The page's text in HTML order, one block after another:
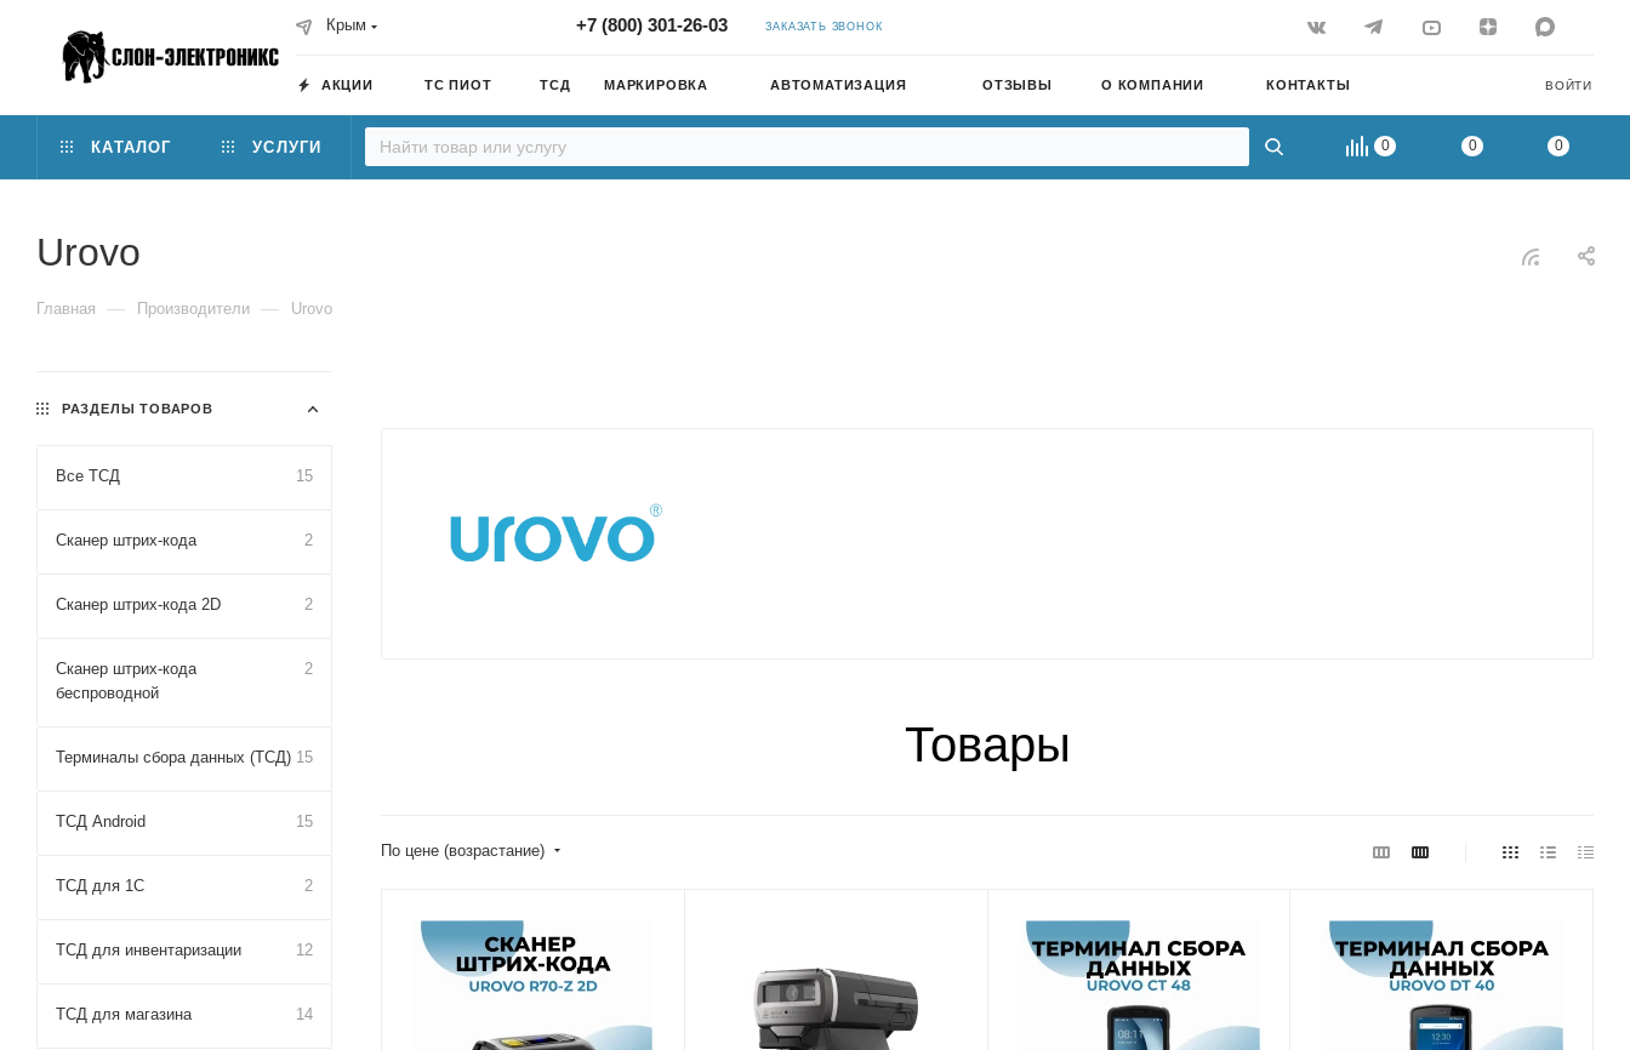
Крым +7 (800) 301-26-03 ЗАКАЗАТЬ ЗВОНОК
ВОЙТИ
АКЦИИ ТС ПИОТ ТСД МАРКИРОВКА АВТОМАТИЗАЦИЯ ОТЗЫВЫ О КОМПАНИИ КОНТАКТЫ
0 0 0
КАТАЛОГ УСЛУГИ
Urovo
Главная — Производители — Urovo
Товары
По цене (возрастание)
РАЗДЕЛЫ ТОВАРОВ
Все ТСД 15
Сканер штрих-кода 2
Сканер штрих-кода 2D 2
Сканер штрих-кода
беспроводной
2
Терминалы сбора данных (ТСД) 15
ТСД Android 15
ТСД для 1С 2
ТСД для инвентаризации 12
ТСД для магазина 14